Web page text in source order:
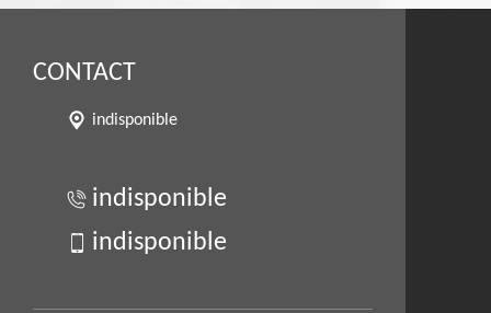
CONTACT
indisponible
indisponible
indisponible